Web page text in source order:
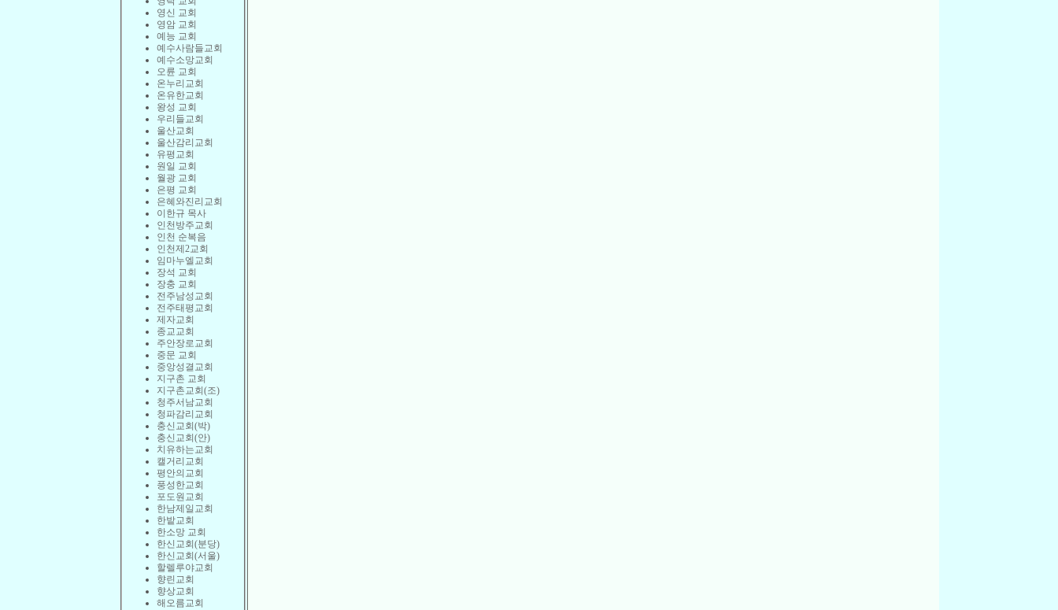
영신 교회
영암 교회
예능 교회
예수사람들교회
예수소망교회
오륜 교회
온누리교회
온유한교회
왕성 교회
우리들교회
울산교회
울산감리교회
유평교회
원일 교회
월광 교회
은평 교회
은혜와진리교회
이한규 목사
인천방주교회
인천 순복음
인천제2교회
임마누엘교회
장석 교회
장충 교회
전주남성교회
전주태평교회
제자교회
종교교회
주안장로교회
중문 교회
중앙성결교회
지구촌 교회
지구촌교회(조)
청주서남교회
청파감리교회
충신교회(박)
충신교회(안)
치유하는교회
캘거리교회
평안의교회
풍성한교회
포도원교회
한남제일교회
한밭교회
한소망 교회
한신교회(분당)
한신교회(서울)
할렐루야교회
향린교회
향상교회
해오름교회